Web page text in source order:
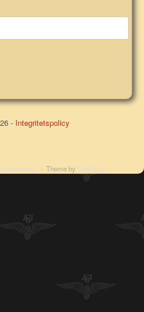
- Integritetspolicy
Theme by SiteOrigin